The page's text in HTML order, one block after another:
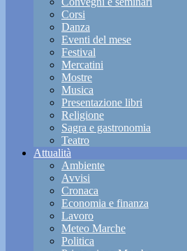
Corsi
Danza
Eventi del mese
Festival
Mercatini
Mostre
Musica
Presentazione libri
Religione
Sagra e gastronomia
Teatro
Attualità
Ambiente
Avvisi
Cronaca
Economia e finanza
Lavoro
Meteo Marche
Politica